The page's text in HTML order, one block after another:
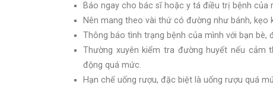
Báo ngay cho bác sĩ hoặc y tá điều trị bệnh của
Nên mang theo vài thứ có đường như bánh, kẹo
Thông báo tình trạng bệnh của mình với bạn bè,
Thường xuyên kiểm tra đường huyết nếu cảm
động quá mức.
Hạn chế uống rượu, đặc biệt là uống rượu quá